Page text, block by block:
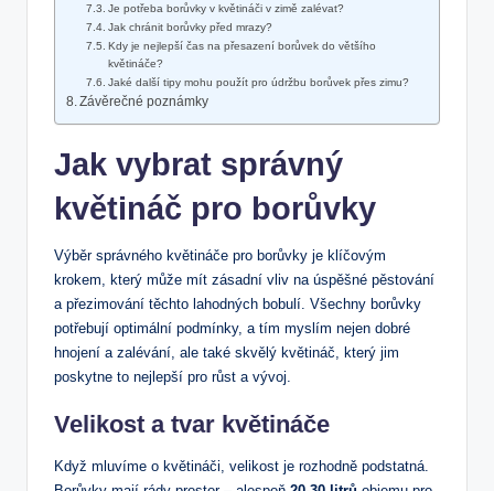
Je potřeba ⁣borůvky v květináči v zimě ⁣zalévat?
Jak chránit ​borůvky před mrazy?
Kdy je nejlepší čas na přesazení borůvek do většího
květináče?
Jaké‍ další tipy mohu použít pro‌ údržbu borůvek přes zimu?
Závěrečné poznámky
Jak vybrat⁤ správný
‌květináč pro borůvky
Výběr správného květináče pro borůvky je klíčovým
krokem, který může mít⁤ zásadní vliv na úspěšné pěstování
a přezimování těchto lahodných bobulí. Všechny borůvky
potřebují optimální podmínky, a ⁤tím myslím nejen dobré
hnojení⁤ a zalévání, ale také⁣ skvělý květináč, který jim
poskytne to nejlepší pro růst a vývoj.
Velikost ‍a tvar květináče
Když mluvíme o květináči, velikost je rozhodně podstatná.